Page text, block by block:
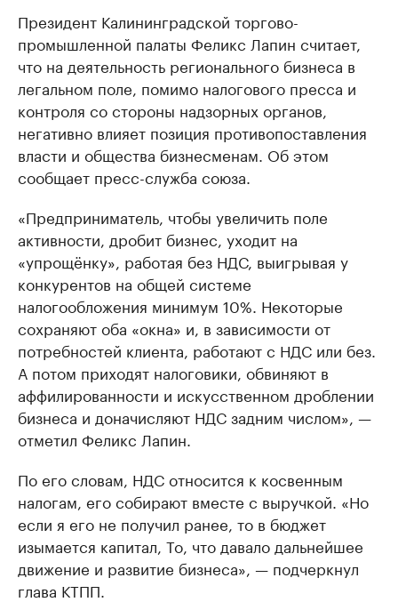
Президент Калининградской торгово-
промышленной палаты Феликс Лапин считает,
что на деятельность регионального бизнеса в
легальном поле, помимо налогового пресса и
контроля со стороны надзорных органов,
негативно влияет позиция противопоставления
власти и общества бизнесменам. Об этом
сообщает пресс-служба союза.
«Предприниматель, чтобы увеличить поле
активности, дробит бизнес, уходит на
«упрощёнку», работая без НДС, выигрывая у
конкурентов на общей системе
налогообложения минимум 10%. Некоторые
сохраняют оба «окна» и, в зависимости от
потребностей клиента, работают с НДС или без.
А потом приходят налоговики, обвиняют в
аффилированности и искусственном дроблении
бизнеса и доначисляют НДС задним числом», —
отметил Феликс Лапин.
По его словам, НДС относится к косвенным
налогам, его собирают вместе с выручкой. «Но
если я его не получил ранее, то в бюджет
изымается капитал, То, что давало дальнейшее
движение и развитие бизнеса», — подчеркнул
глава КТПП.